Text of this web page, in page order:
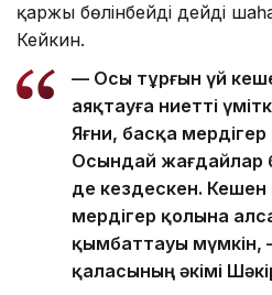
қаржы бөлінбейді дейді
Кейкин.
— Осы тұрғын үй
аяқтауға ниетті
Яғни, басқа
Осындай жағдайлар
де кездескен.
мердігер қолына
қымбаттауы мүмкін,
қаласының әкімі